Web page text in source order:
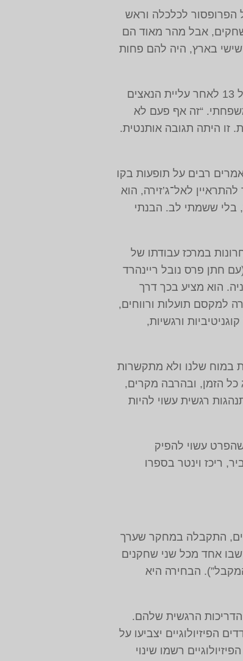
הפרופסור לכלכלה וראש
אבל מהר מאוד הם
שישי בארץ, היה להם פחות
וינטר כבר גולל פעמים רבות בעבר באוזני מכרים וחברים את התלאות שעבר אביו, שעזב את גרמניה בגיל 13 לאחר עליית הנאצים
“זה אף פעם לא
זו היתה תגובה אותנטית.
רבים על תופעות בקו
לאל־ג’זירה, הוא
בלי ששמתי לב. הבנתי
במרכז עבודתו של
חתן פרס נובל ריינהרד
הוא מציע בכך דרך
למקסם תועלות ורווחים,
ורגשיות,
במוח שלנו ולא מתקשרות
כל הזמן, ובהרבה מקרים,
רגשית עשוי להיות
עשוי להפיק
ריכז וינטר בספרו
התקבלה במחקר שערך
אחד מכל שני שחקנים
הבחירה היא
הרגשית שלהם.
יצביעו על
רשמו שינוי